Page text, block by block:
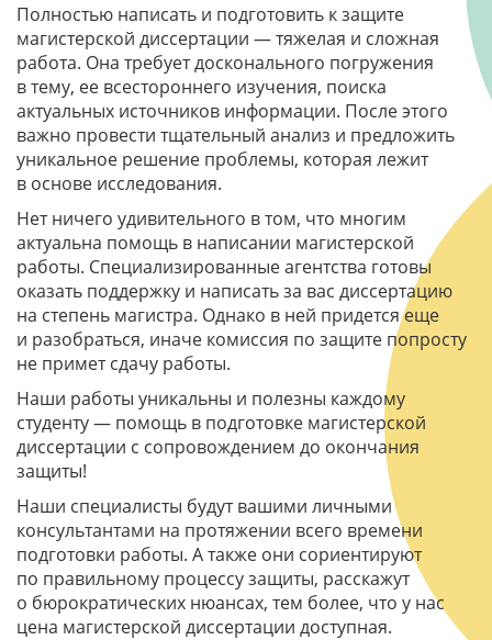
Полностью написать и подготовить к защите
магистерской диссертации — тяжелая и сложная
работа. Она требует досконального погружения
в тему, ее всестороннего изучения, поиска
актуальных источников информации. После этого
важно провести тщательный анализ и предложить
уникальное решение проблемы, которая лежит
в основе исследования.
Нет ничего удивительного в том, что многим
актуальна помощь в написании магистерской
работы. Специализированные агентства готовы
оказать поддержку и написать за вас диссертацию
на степень магистра. Однако в ней придется еще
и разобраться, иначе комиссия по защите попросту
не примет сдачу работы.
Наши работы уникальны и полезны каждому
студенту — помощь в подготовке магистерской
диссертации с сопровождением до окончания
защиты!
Наши специалисты будут вашими личными
консультантами на протяжении всего времени
подготовки работы. А также они сориентируют
по правильному процессу защиты, расскажут
о бюрократических нюансах, тем более, что у нас
цена магистерской диссертации доступная.